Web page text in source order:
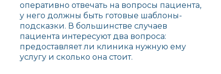
оперативно отвечать на вопросы пациента,
у него должны быть готовые шаблоны-
подсказки. В большинстве случаев
пациента интересуют два вопроса:
предоставляет ли клиника нужную ему
услугу и сколько она стоит.